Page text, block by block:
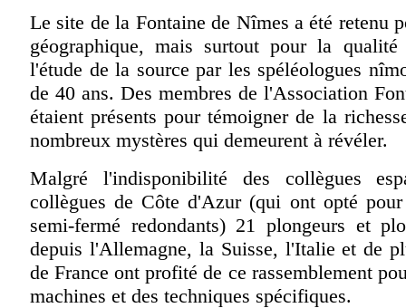
Le site de la Fontaine de Nîmes a été retenu
géographique, mais surtout pour la
l'étude de la source par les spéléologues
de 40 ans. Des membres de l'Association
étaient présents pour témoigner de la
nombreux mystères qui demeurent à révéler.
Malgré l'indisponibilité des collègues
collègues de Côte d'Azur (qui ont opté pour
semi-fermé redondants) 21 plongeurs et
depuis l'Allemagne, la Suisse, l'Italie et de
de France ont profité de ce rassemblement
machines et des techniques spécifiques.